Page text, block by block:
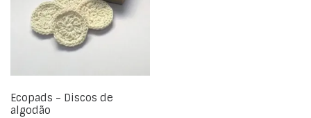
Ecopads – Discos de
algodão